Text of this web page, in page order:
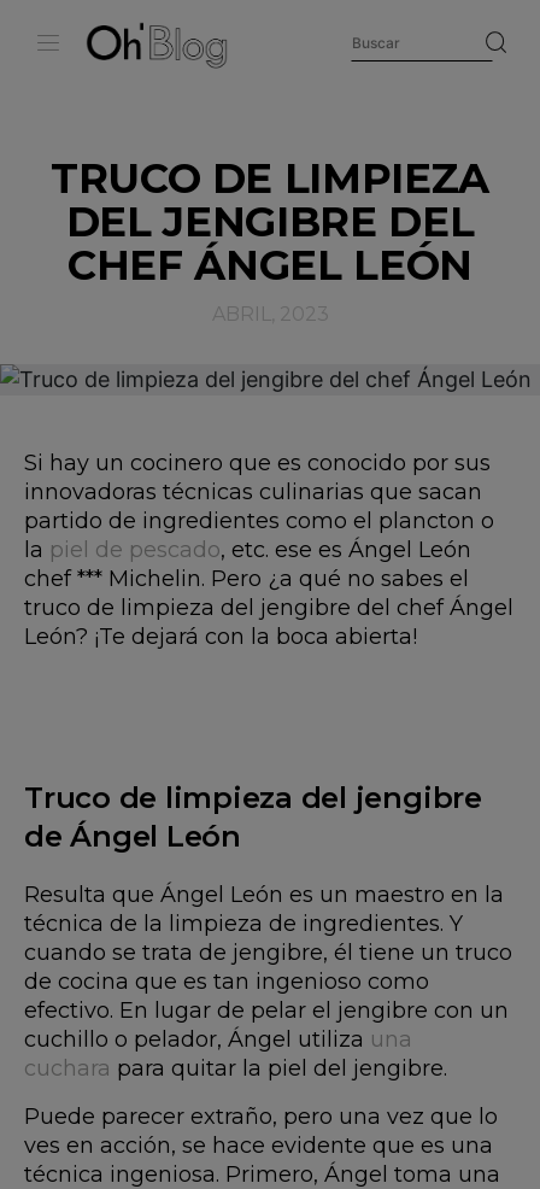
TRUCO DE LIMPIEZA
DEL JENGIBRE DEL
CHEF ÁNGEL LEÓN
ABRIL, 2023
Si hay un cocinero que es conocido por sus
innovadoras técnicas culinarias que sacan
partido de ingredientes como el plancton o
la piel de pescado, etc. ese es Ángel León
chef *** Michelin. Pero ¿a qué no sabes el
truco de limpieza del jengibre del chef Ángel
León? ¡Te dejará con la boca abierta!
Truco de limpieza del jengibre
de Ángel León
Resulta que Ángel León es un maestro en la
técnica de la limpieza de ingredientes. Y
cuando se trata de jengibre, él tiene un truco
de cocina que es tan ingenioso como
efectivo. En lugar de pelar el jengibre con un
cuchillo o pelador, Ángel utiliza una
cuchara para quitar la piel del jengibre.
Puede parecer extraño, pero una vez que lo
ves en acción, se hace evidente que es una
técnica ingeniosa. Primero, Ángel toma una